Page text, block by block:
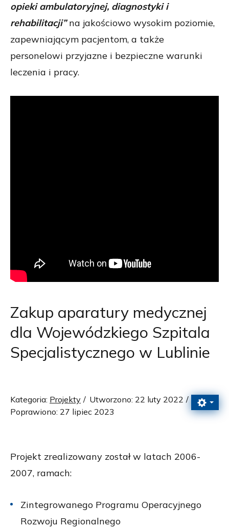
opieki ambulatoryjnej, diagnostyki i
rehabilitacji”na jakościowo wysokim poziomie,
zapewniającym pacjentom, a także
personelowi przyjazne i bezpieczne warunki
leczenia i pracy.
Zakup aparatury medycznej
dla Wojewódzkiego Szpitala
Specjalistycznego w Lublinie
Kategoria: Projekty
Utworzono: 22 luty 2022
Poprawiono: 27 lipiec 2023
Projekt zrealizowany został w latach 2006-
2007, ramach:
Zintegrowanego Programu Operacyjnego
Rozwoju Regionalnego